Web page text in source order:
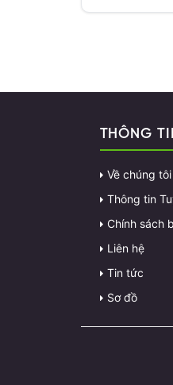
THÔNG
Về chúng tôi
Thông tin
Chính sách
Liên hệ
Tin tức
Sơ đồ